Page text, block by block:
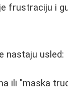
frustraciju i
nastaju usled:
ili "maskа